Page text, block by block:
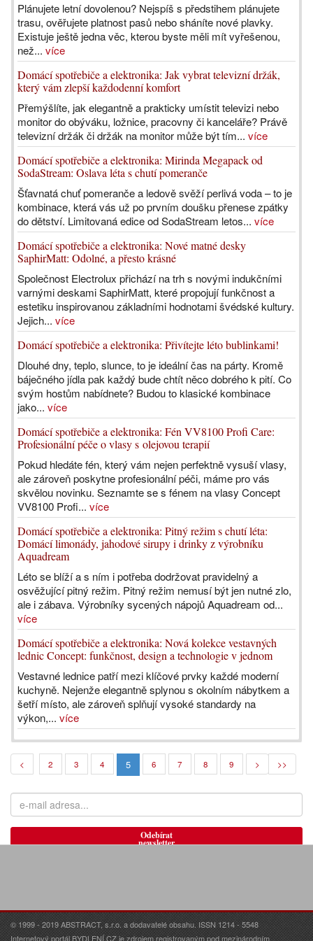
Plánujete letní dovolenou? Nejspíš s předstihem plánujete
trasu, ověřujete platnost pasů nebo sháníte nové plavky.
Existuje ještě jedna věc, kterou byste měli mít vyřešenou,
než... více
Domácí spotřebiče a elektronika: Jak vybrat televizní držák,
který vám zlepší každodenní komfort
Přemýšlíte, jak elegantně a prakticky umístit televizi nebo
monitor do obýváku, ložnice, pracovny či kanceláře? Právě
televizní držák či držák na monitor může být tím... více
Domácí spotřebiče a elektronika: Mirinda Megapack od
SodaStream: Oslava léta s chutí pomeranče
Šťavnatá chuť pomeranče a ledově svěží perlivá voda – to je
kombinace, která vás už po prvním doušku přenese zpátky
do dětství. Limitovaná edice od SodaStream letos... více
Domácí spotřebiče a elektronika: Nové matné desky
SaphirMatt: Odolné, a přesto krásné
Společnost Electrolux přichází na trh s novými indukčními
varnými deskami SaphirMatt, které propojují funkčnost a
estetiku inspirovanou základními hodnotami švédské kultury.
Jejich... více
Domácí spotřebiče a elektronika: Přivítejte léto bublinkami!
Dlouhé dny, teplo, slunce, to je ideální čas na párty. Kromě
báječného jídla pak každý bude chtít něco dobrého k pití. Co
svým hostům nabídnete? Budou to klasické kombinace
jako... více
Domácí spotřebiče a elektronika: Fén VV8100 Profi Care:
Profesionální péče o vlasy s olejovou terapií
Pokud hledáte fén, který vám nejen perfektně vysuší vlasy,
ale zároveň poskytne profesionální péči, máme pro vás
skvělou novinku. Seznamte se s fénem na vlasy Concept
VV8100 Profi... více
Domácí spotřebiče a elektronika: Pitný režim s chutí léta:
Domácí limonády, jahodové sirupy i drinky z výrobníku
Aquadream
Léto se blíží a s ním i potřeba dodržovat pravidelný a
osvěžující pitný režim. Pitný režim nemusí být jen nutné zlo,
ale i zábava. Výrobníky sycených nápojů Aquadream od...
více
Domácí spotřebiče a elektronika: Nová kolekce vestavných
lednic Concept: funkčnost, design a technologie v jednom
Vestavné lednice patří mezi klíčové prvky každé moderní
kuchyně. Nejenže elegantně splynou s okolním nábytkem a
šetří místo, ale zároveň splňují vysoké standardy na
výkon,... více
< 2 3 4 5 6 7 8 9 > >>
Odebírat
newsletter
© 1999 - 2019 ABSTRACT, s.r.o. a dodavatelé obsahu. ISSN 1214 - 5548
Internetový portál BYDLENÍ.CZ je zdrojem registrovaným pod mezinárodním